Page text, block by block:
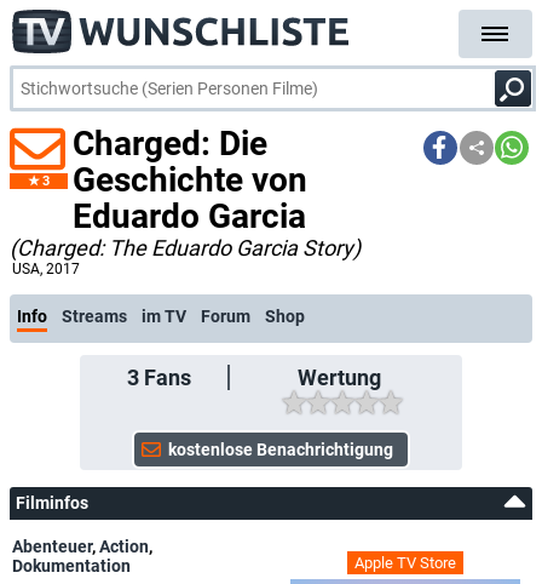
3
Charged: Die
Geschichte von
Eduardo Garcia
(Charged: The Eduardo Garcia Story)
USA, 2017
Info Streams im TV Forum Shop
3Fans Wertung
Filminfos
Apple TV Store
Abenteuer,Action,
Dokumentation